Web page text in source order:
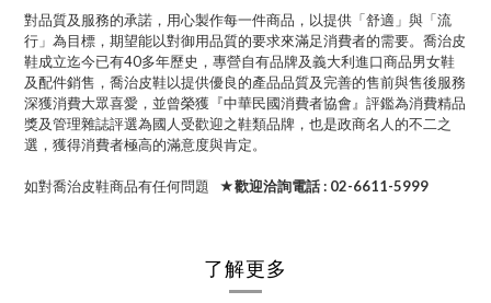
對品質及服務的承諾，用心製作每一件商品，以提供「舒適」與「流
行」為目標，期望能以對御用品質的要求來滿足消費者的需要。喬治皮
鞋成立迄今已有40多年歷史，專營自有品牌及義大利進口商品男女鞋
及配件銷售，喬治皮鞋以提供優良的產品品質及完善的售前與售後服務
深獲消費大眾喜愛，並曾榮獲『中華民國消費者協會』評鑑為消費精品
獎及管理雜誌評選為國人受歡迎之鞋類品牌，也是政商名人的不二之
選，獲得消費者極高的滿意度與肯定。
如對喬治皮鞋商品有任何問題 ★歡迎洽詢電話 : 02-6611-5999
了解更多